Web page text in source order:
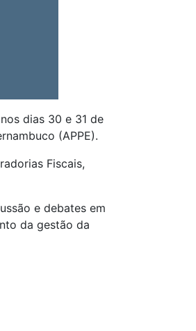
dias 30 e 31 de
(APPE).
Fiscais,
e debates em
da gestão da